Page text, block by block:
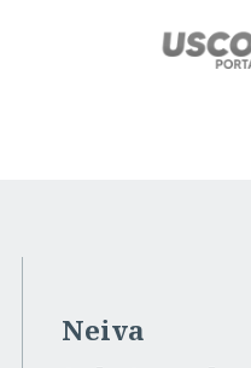
Neiva